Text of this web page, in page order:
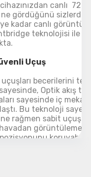
canlı
gördüğünü sizlerde
kadar canlı
teknolojisi ile
Uçuş
becerilerini
Optik akış
sayesinde iç
Bu teknoloji
rağmen sabit uçuş
görüntüleme
pozisyonunu